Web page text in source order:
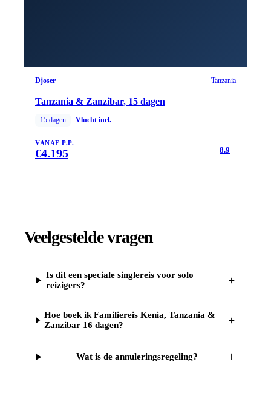
Djoser Tanzania
Tanzania & Zanzibar, 15 dagen
15 dagen Vlucht incl.
VANAF P.P.
€4.195 8.9
Veelgestelde vragen
Is dit een speciale singlereis voor solo
reizigers?
+
Hoe boek ik Familiereis Kenia, Tanzania &
Zanzibar 16 dagen?
+
Wat is de annuleringsregeling? +